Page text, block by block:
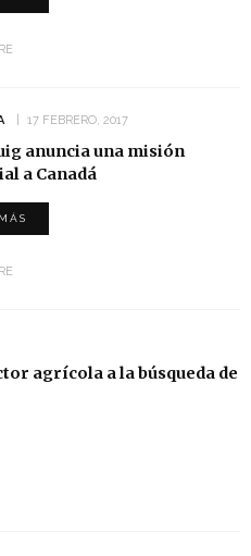
17 FEBRERO, 2017
anuncia una misión
a Canadá
agrícola a la búsqueda de